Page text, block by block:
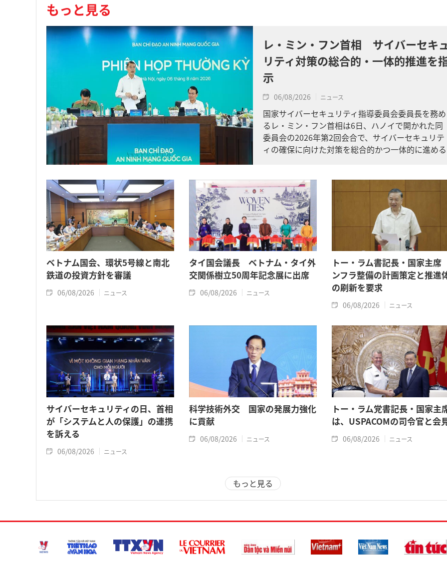
もっと見る
レ・ミン・フン首相 サイバーセキ
リティ対策の総合的・一体的推進を
示
06/08/2026 ニュース
国家サイバーセキュリティ指導委員会委員長を務め
るレ・ミン・フン首相は6日、ハノイで開かれた同
委員会の2026年第2回会合で、サイバーセキュリテ
ィの確保に向けた対策を総合的かつ一体的に進める
ベトナム国会、環状5号線と南北
鉄道の投資方針を審議
06/08/2026 ニュース
タイ国会議長 ベトナム・タイ外
交関係樹立50周年記念展に出席
06/08/2026 ニュース
トー・ラム書記長・国家主
ンフラ整備の計画策定と推進
の刷新を要求
06/08/2026 ニュース
サイバーセキュリティの日、首相
が「システムと人の保護」の連携
を訴える
06/08/2026 ニュース
科学技術外交 国家の発展力強化
に貢献
06/08/2026 ニュース
トー・ラム党書記長・国家主
は、USPACOMの司令官と会
06/08/2026 ニュース
もっと見る